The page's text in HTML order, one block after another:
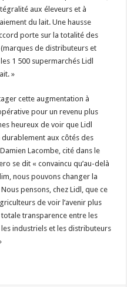
aux éleveurs et à
du lait. Une hausse
porte sur la totalité des
de distributeurs et
1 500 supermarchés Lidl
»
cette augmentation à
pour un revenu plus
heureux de voir que Lidl
aux côtés des
Lacombe, cité dans le
se dit « convaincu qu’au-delà
nous pouvons changer la
pensons, chez Lidl, que ce
de voir l’avenir plus
transparence entre les
industriels et les distributeurs